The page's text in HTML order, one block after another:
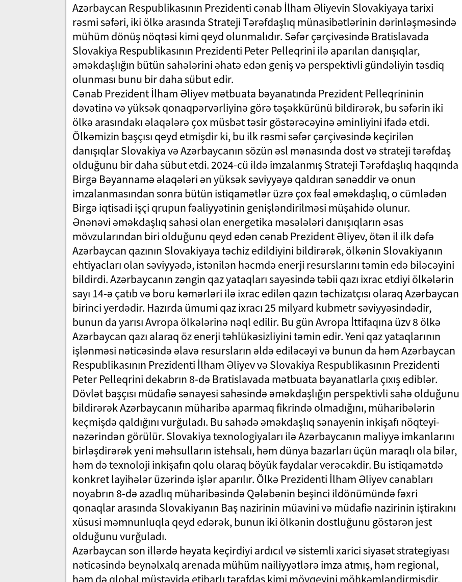
Azərbaycan Respublikasının Prezidenti cənab İlham Əliyevin Slovakiyaya tarixi
rəsmi səfəri, iki ölkə arasında Strateji Tərəfdaşlıq münasibətlərinin dərinləşməsində
mühüm dönüş nöqtəsi kimi qeyd olunmalıdır. Səfər çərçivəsində Bratislavada
Slovakiya Respublikasının Prezidenti Peter Pelleqrini ilə aparılan danışıqlar,
əməkdaşlığın bütün sahələrini əhatə edən geniş və perspektivli gündəliyin təsdiq
olunması bunu bir daha sübut edir.
Cənab Prezident İlham Əliyev mətbuata bəyanatında Prezident Pelleqrininin
dəvətinə və yüksək qonaqpərvərliyinə görə təşəkkürünü bildirərək, bu səfərin iki
ölkə arasındakı əlaqələrə çox müsbət təsir göstərəcəyinə əminliyini ifadə etdi.
Ölkəmizin başçısı qeyd etmişdir ki, bu ilk rəsmi səfər çərçivəsində keçirilən
danışıqlar Slovakiya və Azərbaycanın sözün əsl mənasında dost və strateji tərəfdaş
olduğunu bir daha sübut etdi. 2024-cü ildə imzalanmış Strateji Tərəfdaşlıq haqqında
Birgə Bəyannamə əlaqələri ən yüksək səviyyəyə qaldıran sənəddir və onun
imzalanmasından sonra bütün istiqamətlər üzrə çox fəal əməkdaşlıq, o cümlədən
Birgə iqtisadi işçi qrupun fəaliyyətinin genişləndirilməsi müşahidə olunur.
Ənənəvi əməkdaşlıq sahəsi olan energetika məsələləri danışıqların əsas
mövzularından biri olduğunu qeyd edən cənab Prezident Əliyev, ötən il ilk dəfə
Azərbaycan qazının Slovakiyaya təchiz edildiyini bildirərək, ölkənin Slovakiyanın
ehtiyacları olan səviyyədə, istənilən həcmdə enerji resurslarını təmin edə biləcəyini
bildirdi. Azərbaycanın zəngin qaz yataqları sayəsində təbii qazı ixrac etdiyi ölkələrin
sayı 14-ə çatıb və boru kəmərləri ilə ixrac edilən qazın təchizatçısı olaraq Azərbaycan
birinci yerdədir. Hazırda ümumi qaz ixracı 25 milyard kubmetr səviyyəsindədir,
bunun da yarısı Avropa ölkələrinə nəql edilir. Bu gün Avropa İttifaqına üzv 8 ölkə
Azərbaycan qazı alaraq öz enerji təhlükəsizliyini təmin edir. Yeni qaz yataqlarının
işlənməsi nəticəsində əlavə resursların əldə ediləcəyi və bunun da həm Azərbaycan
Respublikasının Prezidenti İlham Əliyev və Slovakiya Respublikasının Prezidenti
Peter Pelleqrini dekabrın 8-də Bratislavada mətbuata bəyanatlarla çıxış ediblər.
Dövlət başçısı müdafiə sənayesi sahəsində əməkdaşlığın perspektivli sahə olduğunu
bildirərək Azərbaycanın müharibə aparmaq fikrində olmadığını, müharibələrin
keçmişdə qaldığını vurğuladı. Bu sahədə əməkdaşlıq sənayenin inkişafı nöqteyi-
nəzərindən görülür. Slovakiya texnologiyaları ilə Azərbaycanın maliyyə imkanlarını
birləşdirərək yeni məhsulların istehsalı, həm dünya bazarları üçün maraqlı ola bilər,
həm də texnoloji inkişafın qolu olaraq böyük faydalar verəcəkdir. Bu istiqamətdə
konkret layihələr üzərində işlər aparılır. Ölkə Prezidenti İlham Əliyev cənabları
noyabrın 8-də azadlıq müharibəsində Qələbənin beşinci ildönümündə fəxri
qonaqlar arasında Slovakiyanın Baş nazirinin müavini və müdafiə nazirinin iştirakını
xüsusi məmnunluqla qeyd edərək, bunun iki ölkənin dostluğunu göstərən jest
olduğunu vurğuladı.
Azərbaycan son illərdə həyata keçirdiyi ardıcıl və sistemli xarici siyasət strategiyası
nəticəsində beynəlxalq arenada mühüm nailiyyətlərə imza atmış, həm regional,
həm də qlobal müstəvidə etibarlı tərəfdaş kimi mövqeyini möhkəmləndirmişdir.